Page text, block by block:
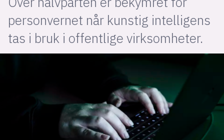
personvernet når kunstig intelligens
tas i bruk i offentlige virksomheter.
devops
IoT
design
tilgjengelighet
ukas koder
inn/ut
lys modus
mørk modus